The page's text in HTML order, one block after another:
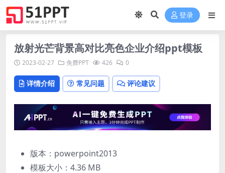
登录
放射光芒背景高对比亮色企业介绍ppt模板
2023-02-27 免费PPT 426 0
详情介绍 常见问题 评论建议
版本：powerpoint2013
模板大小： 4.36 MB